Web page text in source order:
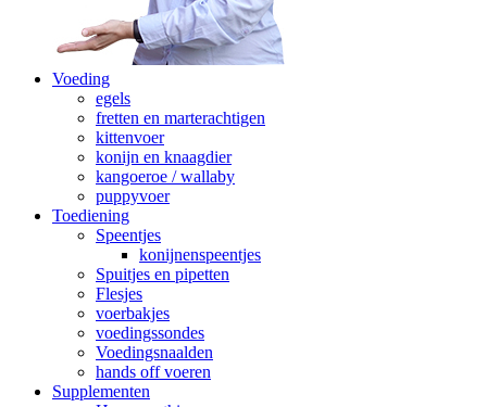
Voeding
egels
fretten en marterachtigen
kittenvoer
konijn en knaagdier
kangoeroe / wallaby
puppyvoer
Toediening
Speentjes
konijnenspeentjes
Spuitjes en pipetten
Flesjes
voerbakjes
voedingssondes
Voedingsnaalden
hands off voeren
Supplementen